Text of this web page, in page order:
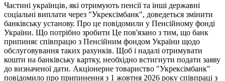
Частині українців, які отримують пенсії та інші державні
соціальні виплати через "Укрексімбанк", доведеться змінити
банківську установу. Про це повідомили у Пенсійному фонді
України. Що потрібно зробити Це пов'язано з тим, що банк
припиняє співпрацю з Пенсійним фондом України щодо
обслуговування таких рахунків. Щоб і надалі отримувати
кошти на банківську картку, необхідно встигнути подати заяву
до визначеної дати. Акціонерне товариство "Укрексімбанк"
повідомило про припинення з 1 жовтня 2026 року співпраці з